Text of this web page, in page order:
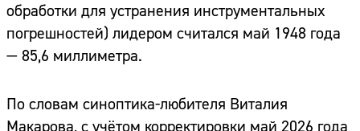
обработки для устранения инструментальных
погрешностей) лидером считался май 1948 года
— 85,6 миллиметра.
По словам синоптика-любителя Виталия
Макарова, с учётом корректировки май 2026 года